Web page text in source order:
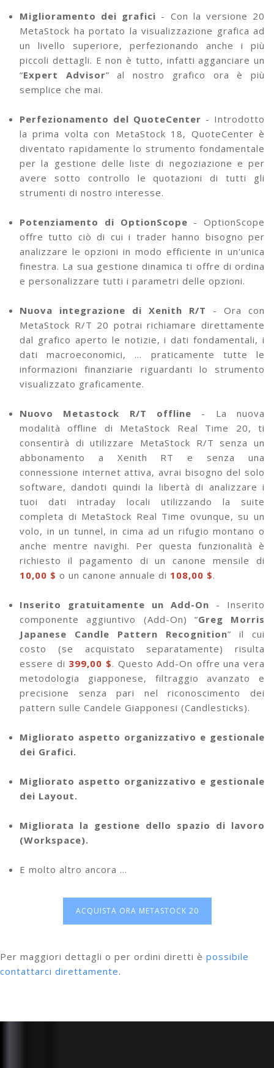
Miglioramento dei grafici - Con la versione 20
MetaStock ha portato la visualizzazione grafica ad
un livello superiore, perfezionando anche i più
piccoli dettagli. E non è tutto, infatti agganciare un
“Expert Advisor” al nostro grafico ora è più
semplice che mai.
Perfezionamento del QuoteCenter - Introdotto
la prima volta con MetaStock 18, QuoteCenter è
diventato rapidamente lo strumento fondamentale
per la gestione delle liste di negoziazione e per
avere sotto controllo le quotazioni di tutti gli
strumenti di nostro interesse.
Potenziamento di OptionScope - OptionScope
offre tutto ciò di cui i trader hanno bisogno per
analizzare le opzioni in modo efficiente in un'unica
finestra. La sua gestione dinamica ti offre di ordina
e personalizzare tutti i parametri delle opzioni.
Nuova integrazione di Xenith R/T - Ora con
MetaStock R/T 20 potrai richiamare direttamente
dal grafico aperto le notizie, i dati fondamentali, i
dati macroeconomici, … praticamente tutte le
informazioni finanziarie riguardanti lo strumento
visualizzato graficamente.
Nuovo Metastock R/T offline - La nuova
modalità offline di MetaStock Real Time 20, ti
consentirà di utilizzare MetaStock R/T senza un
abbonamento a Xenith RT e senza una
connessione internet attiva, avrai bisogno del solo
software, dandoti quindi la libertà di analizzare i
tuoi dati intraday locali utilizzando la suite
completa di MetaStock Real Time ovunque, su un
volo, in un tunnel, in cima ad un rifugio montano o
anche mentre navighi. Per questa funzionalità è
richiesto il pagamento di un canone mensile di
10,00 $ o un canone annuale di 108,00 $.
Inserito gratuitamente un Add-On - Inserito
componente aggiuntivo (Add-On) “Greg Morris
Japanese Candle Pattern Recognition” il cui
costo (se acquistato separatamente) risulta
essere di 399,00 $. Questo Add-On offre una vera
metodologia giapponese, filtraggio avanzato e
precisione senza pari nel riconoscimento dei
pattern sulle Candele Giapponesi (Candlesticks).
Migliorato aspetto organizzativo e gestionale
dei Grafici.
Migliorato aspetto organizzativo e gestionale
dei Layout.
Migliorata la gestione dello spazio di lavoro
(Workspace).
E molto altro ancora …
ACQUISTA ORA METASTOCK 20
Per maggiori dettagli o per ordini diretti è possibile
contattarci direttamente.